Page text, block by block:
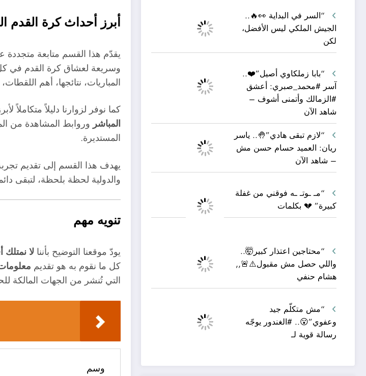
“السر في البداية 👀🔥..
الجيش الملكي ليس الأفضل،
لكن
“بابا زملكاوي أصيل”❤️..
آسر #محمد_صبري: أعشق
#الزمالك وأتمنى أشوف –
شاهد الآن
“لازم تبقى هادي”🤚.. ياسر
ريان: العميد حسام حسن مش
– شاهد الآن
“مـ ـوتـ ـه فوقني من غفلة
كبيرة” 💔 بكلمات
“محتاجين اعتذار كبير🤯..
واللي حصل مش مقبول⚠️🚨,,
هشام حنفي
“مش متكلّم جيد
وعفوي”😮.. #الغندور يوجّه
رسالة قوية لـ
أبرز أحداث كرة القدم
يقدّم هذا القسم متابعة متجددة
وسريعة لعشاق كرة القدم في
المباريات، نتائجها، أهم
كما نوفر لزوارنا دليلاً متكاملاً
المباشر وروابط المشاهدة من
المستديرة.
يهدف هذا القسم إلى تقديم
والدولية لحظة بلحظة، لتبقى
تنويه مهم
يودّ موقعنا التوضيح بأننالا
كل ما نقوم به هو تقديم
التي تُنشر من الجهات المالكة
وسم